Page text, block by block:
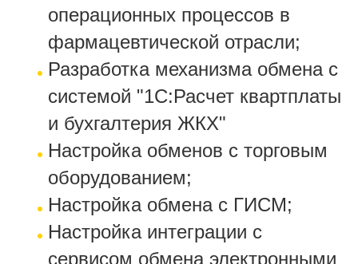
операционных процессов в
фармацевтической отрасли;
Разработка механизма обмена с
системой "1С:Расчет квартплаты
и бухгалтерия ЖКХ"
Настройка обменов с торговым
оборудованием;
Настройка обмена с ГИСМ;
Настройка интеграции с
сервисом обмена электронными